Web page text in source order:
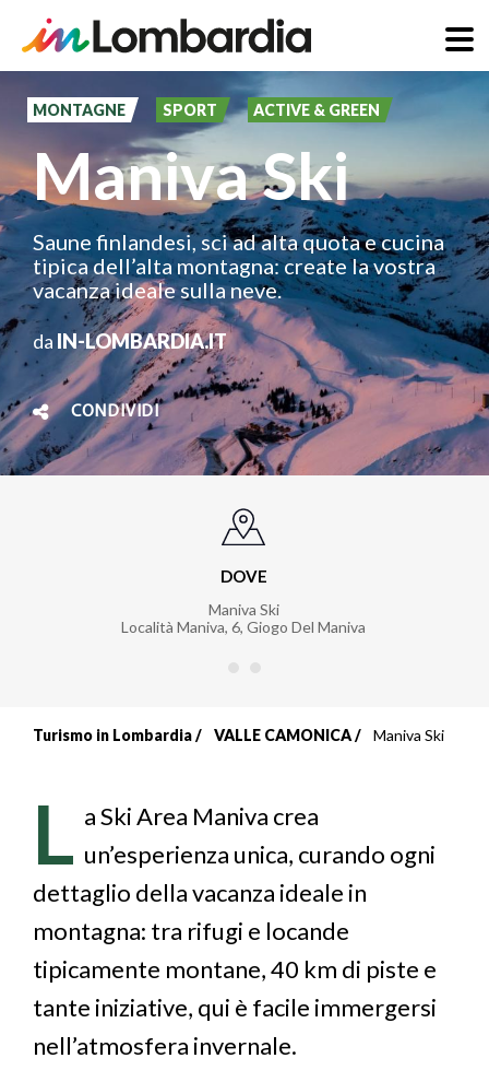
contenuto
principale
MONTAGNE SPORT ACTIVE & GREEN
Maniva Ski
Saune finlandesi, sci ad alta quota e cucina
tipica dell’alta montagna: create la vostra
vacanza ideale sulla neve.
da IN-LOMBARDIA.IT
CONDIVIDI
DOVE
Maniva Ski
Località Maniva, 6, Giogo Del Maniva
di
pane
Turismo in Lombardia VALLE CAMONICA Maniva Ski
L a Ski Area Maniva crea
un’esperienza unica, curando ogni
dettaglio della vacanza ideale in
montagna: tra rifugi e locande
tipicamente montane, 40 km di piste e
tante iniziative, qui è facile immergersi
nell’atmosfera invernale.